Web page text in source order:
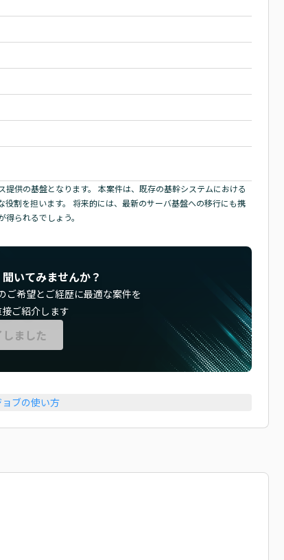
供の基盤となります。 本案件は、既存の基幹システムにおける
割を担います。 将来的には、最新のサーバ基盤への移行にも携
られるでしょう。
いてみませんか？
ご希望とご経歴に最適な案件を
ご紹介します
ました
ブの使い方